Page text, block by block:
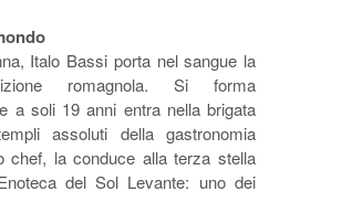
Italo Bassi porta nel sangue la
romagnola. Si forma
a soli 19 anni entra nella brigata
assoluti della gastronomia
chef, la conduce alla terza stella
del Sol Levante: uno dei